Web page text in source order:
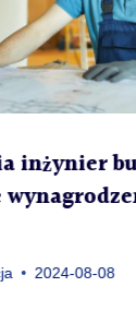
inżynier
2024-08-08